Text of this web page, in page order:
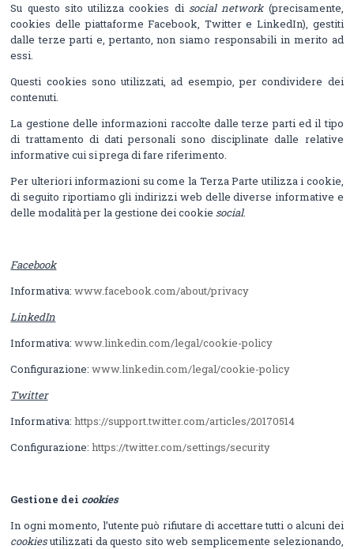
Su questo sito utilizza cookies di social network(precisamente,
cookies delle piattaforme Facebook, Twitter e LinkedIn), gestiti
dalle terze parti e, pertanto, non siamo responsabili in merito ad
essi.
Questi cookies sono utilizzati, ad esempio, per condividere dei
contenuti.
La gestione delle informazioni raccolte dalle terze parti ed il tipo
di trattamento di dati personali sono disciplinate dalle relative
informative cui si prega di fare riferimento.
Per ulteriori informazioni su come la Terza Parte utilizza i cookie,
di seguito riportiamo gli indirizzi web delle diverse informative e
delle modalità per la gestione dei cookie social.
Facebook
Informativa:www.facebook.com/about/privacy
LinkedIn
Informativa:www.linkedin.com/legal/cookie-policy
Configurazione:www.linkedin.com/legal/cookie-policy
Twitter
Informativa:https://support.twitter.com/articles/20170514
Configurazione:https://twitter.com/settings/security
Gestione dei cookies
In ogni momento, l’utente può rifiutare di accettare tutti o alcuni dei
cookiesutilizzati da questo sito web semplicemente selezionando,